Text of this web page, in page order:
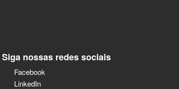
Siga nossas redes sociais
Facebook
LinkedIn